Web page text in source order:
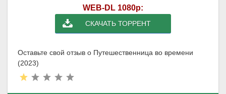
WEB-DL 1080p:
СКАЧАТЬ ТОРРЕНТ
Оставьте свой отзыв о Путешественница во времени
(2023)